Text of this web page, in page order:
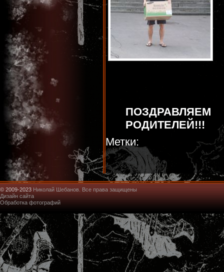
РОДИТЕЛЕЙ!!!
Метки:
© 2009-2023 Николай Шебанов. Все права защищены
Дизайн сайта
Обработка фотографий